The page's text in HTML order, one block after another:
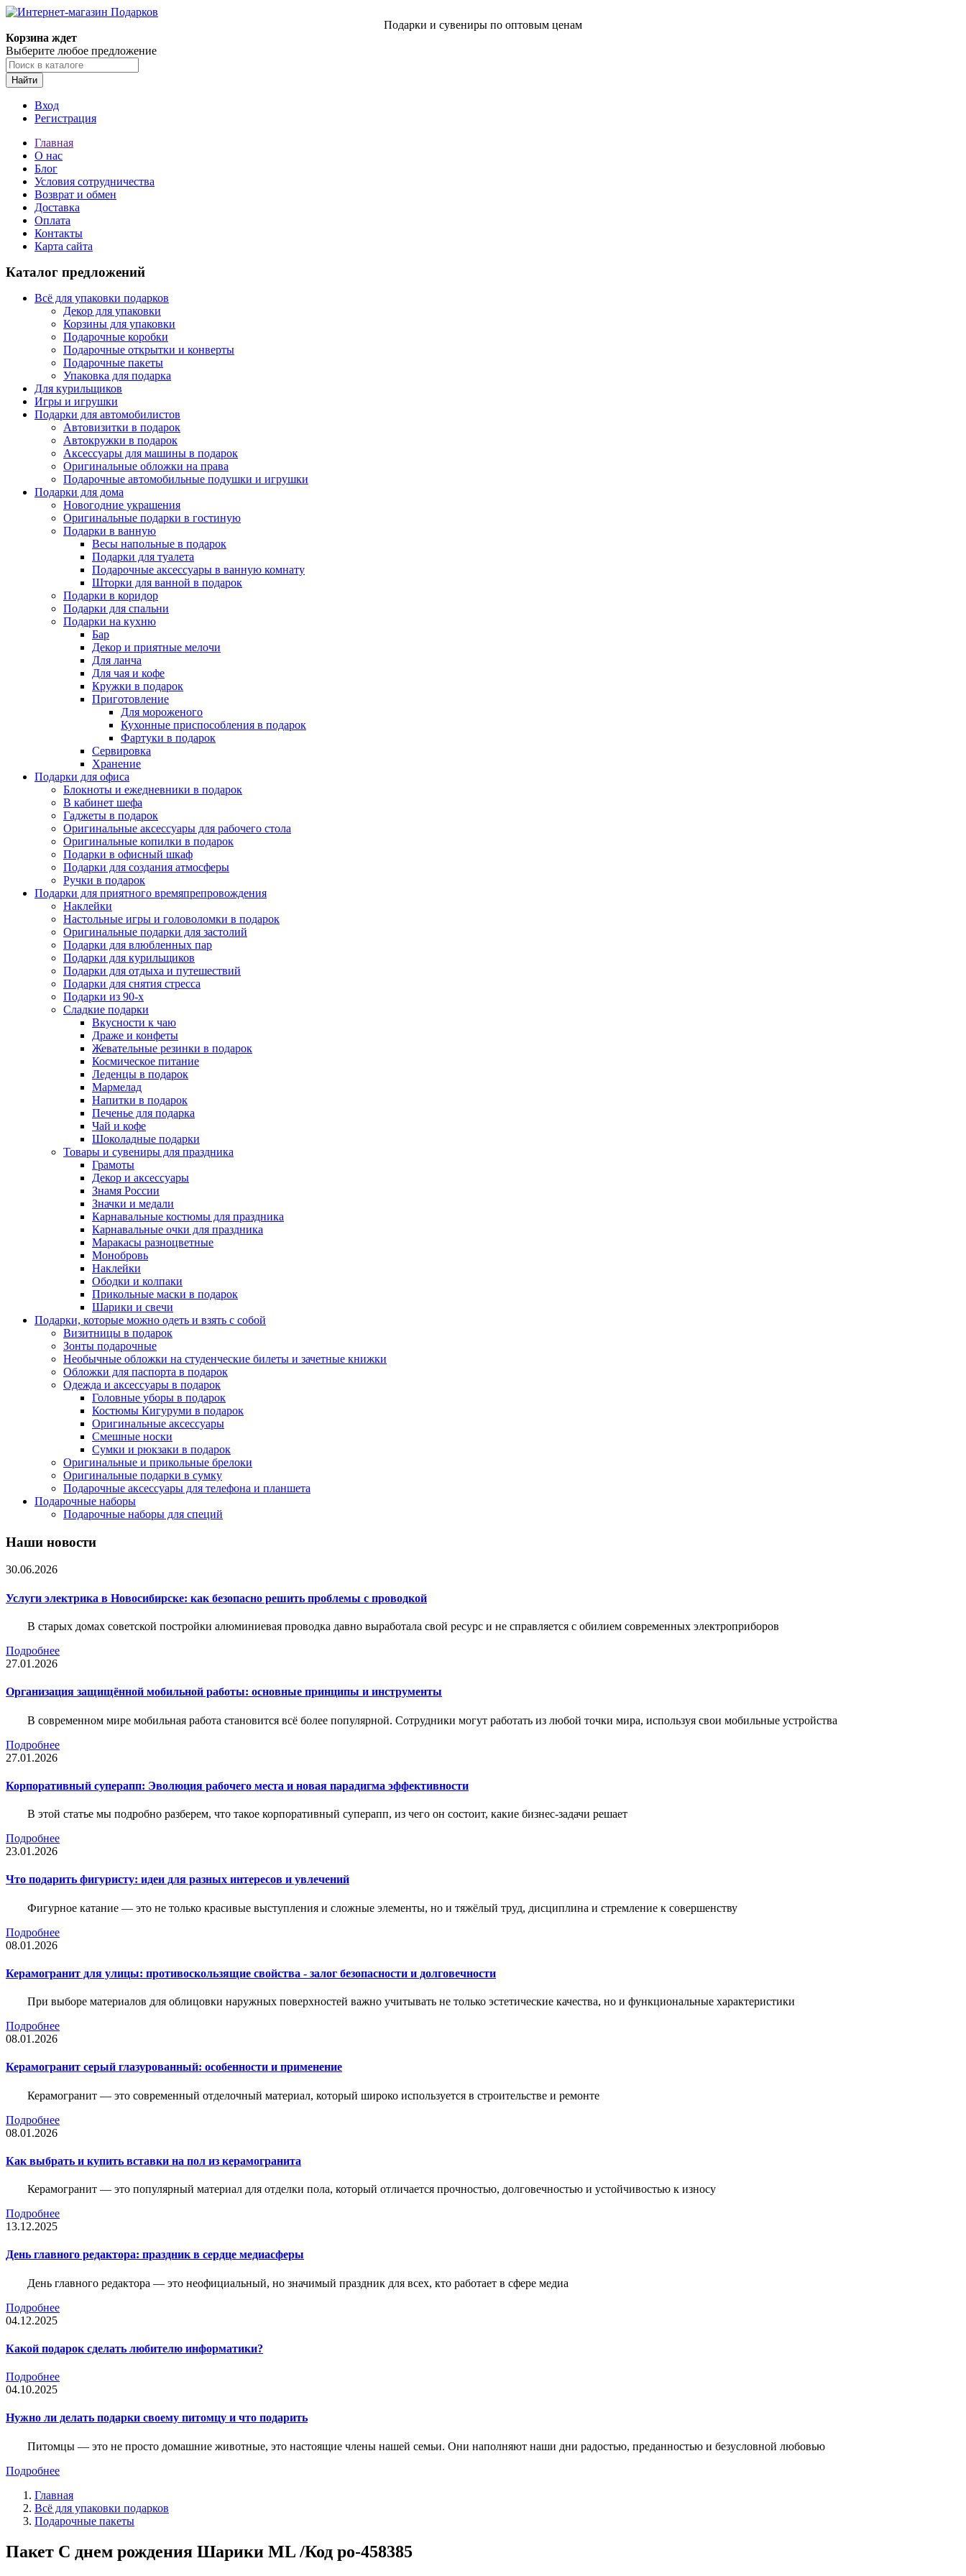
Подарки и сувениры по оптовым ценам
Корзина ждет
Выберите любое предложение
Найти
Вход
Регистрация
Главная
О нас
Блог
Условия сотрудничества
Возврат и обмен
Доставка
Оплата
Контакты
Карта сайта
Каталог предложений
Всё для упаковки подарков
Декор для упаковки
Корзины для упаковки
Подарочные коробки
Подарочные открытки и конверты
Подарочные пакеты
Упаковка для подарка
Для курильщиков
Игры и игрушки
Подарки для автомобилистов
Автовизитки в подарок
Автокружки в подарок
Аксессуары для машины в подарок
Оригинальные обложки на права
Подарочные автомобильные подушки и игрушки
Подарки для дома
Новогодние украшения
Оригинальные подарки в гостиную
Подарки в ванную
Весы напольные в подарок
Подарки для туалета
Подарочные аксессуары в ванную комнату
Шторки для ванной в подарок
Подарки в коридор
Подарки для спальни
Подарки на кухню
Бар
Декор и приятные мелочи
Для ланча
Для чая и кофе
Кружки в подарок
Приготовление
Для мороженого
Кухонные приспособления в подарок
Фартуки в подарок
Сервировка
Хранение
Подарки для офиса
Блокноты и ежедневники в подарок
В кабинет шефа
Гаджеты в подарок
Оригинальные аксессуары для рабочего стола
Оригинальные копилки в подарок
Подарки в офисный шкаф
Подарки для создания атмосферы
Ручки в подарок
Подарки для приятного времяпрепровождения
Наклейки
Настольные игры и головоломки в подарок
Оригинальные подарки для застолий
Подарки для влюбленных пар
Подарки для курильщиков
Подарки для отдыха и путешествий
Подарки для снятия стресса
Подарки из 90-х
Сладкие подарки
Вкусности к чаю
Драже и конфеты
Жевательные резинки в подарок
Космическое питание
Леденцы в подарок
Мармелад
Напитки в подарок
Печенье для подарка
Чай и кофе
Шоколадные подарки
Товары и сувениры для праздника
Грамоты
Декор и аксессуары
Знамя России
Значки и медали
Карнавальные костюмы для праздника
Карнавальные очки для праздника
Маракасы разноцветные
Монобровь
Наклейки
Ободки и колпаки
Прикольные маски в подарок
Шарики и свечи
Подарки, которые можно одеть и взять с собой
Визитницы в подарок
Зонты подарочные
Необычные обложки на студенческие билеты и зачетные книжки
Обложки для паспорта в подарок
Одежда и аксессуары в подарок
Головные уборы в подарок
Костюмы Кигуруми в подарок
Оригинальные аксессуары
Смешные носки
Сумки и рюкзаки в подарок
Оригинальные и прикольные брелоки
Оригинальные подарки в сумку
Подарочные аксессуары для телефона и планшета
Подарочные наборы
Подарочные наборы для специй
Наши новости
30.06.2026
Услуги электрика в Новосибирске: как безопасно решить проблемы с проводкой
В старых домах советской постройки алюминиевая проводка давно выработала свой ресурс и не справляется с обилием современных электроприборов
Подробнее
27.01.2026
Организация защищённой мобильной работы: основные принципы и инструменты
В современном мире мобильная работа становится всё более популярной. Сотрудники могут работать из любой точки мира, используя свои мобильные устройства
Подробнее
27.01.2026
Корпоративный суперапп: Эволюция рабочего места и новая парадигма эффективности
В этой статье мы подробно разберем, что такое корпоративный суперапп, из чего он состоит, какие бизнес-задачи решает
Подробнее
23.01.2026
Что подарить фигуристу: идеи для разных интересов и увлечений
Фигурное катание — это не только красивые выступления и сложные элементы, но и тяжёлый труд, дисциплина и стремление к совершенству
Подробнее
08.01.2026
Керамогранит для улицы: противоскользящие свойства - залог безопасности и долговечности
При выборе материалов для облицовки наружных поверхностей важно учитывать не только эстетические качества, но и функциональные характеристики
Подробнее
08.01.2026
Керамогранит серый глазурованный: особенности и применение
Керамогранит — это современный отделочный материал, который широко используется в строительстве и ремонте
Подробнее
08.01.2026
Как выбрать и купить вставки на пол из керамогранита
Керамогранит — это популярный материал для отделки пола, который отличается прочностью, долговечностью и устойчивостью к износу
Подробнее
13.12.2025
День главного редактора: праздник в сердце медиасферы
День главного редактора — это неофициальный, но значимый праздник для всех, кто работает в сфере медиа
Подробнее
04.12.2025
Какой подарок сделать любителю информатики?
Подробнее
04.10.2025
Нужно ли делать подарки своему питомцу и что подарить
Питомцы — это не просто домашние животные, это настоящие члены нашей семьи. Они наполняют наши дни радостью, преданностью и безусловной любовью
Подробнее
Главная
Всё для упаковки подарков
Подарочные пакеты
Пакет С днем рождения Шарики ML /Код po-458385